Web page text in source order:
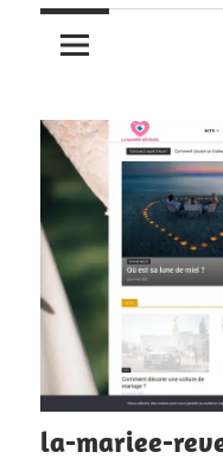
la-mariee-